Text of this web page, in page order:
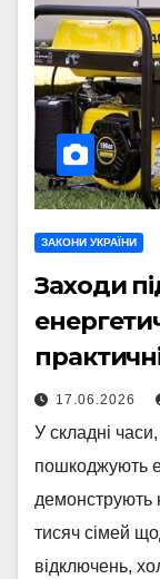
ЗАКОНИ УКРАЇНИ
Заходи
17.06.2026
У складні
пошкоджують
демонструють
тисяч сімей
відключень,